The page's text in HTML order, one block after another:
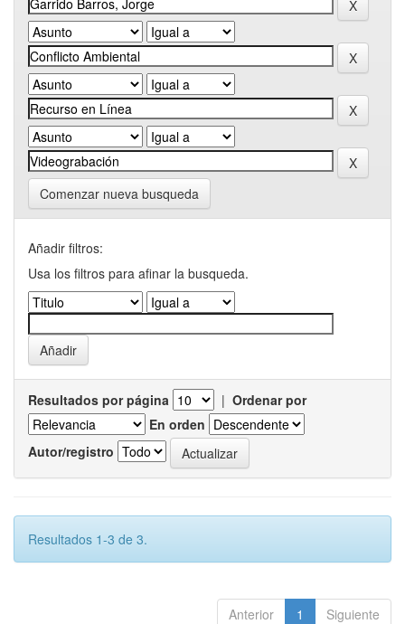
Comenzar nueva busqueda
Añadir filtros:
Usa los filtros para afinar la busqueda.
Resultados por página | Ordenar por
En orden
Autor/registro
Resultados 1-3 de 3.
Anterior 1 Siguiente